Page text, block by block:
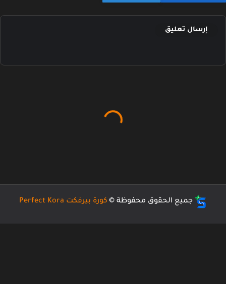
إرسال تعليق
جميع الحقوق محفوظة © كورة بيرفكت Perfect Kora